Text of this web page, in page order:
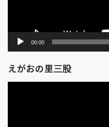
00:00
えがおの里三股